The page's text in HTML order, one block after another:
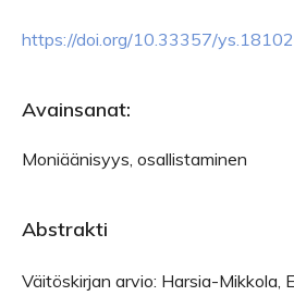
https://doi.org/10.33357/
Avainsanat:
Moniäänisyys, osallistaminen
Abstrakti
Väitöskirjan arvio: Harsia-Mikkola,